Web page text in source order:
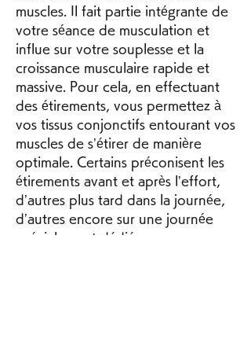
muscles. Il fait partie intégrante de
votre séance de musculation et
influe sur votre souplesse et la
croissance musculaire rapide et
massive. Pour cela, en effectuant
des étirements, vous permettez à
vos tissus conjonctifs entourant vos
muscles de s’étirer de manière
optimale. Certains préconisent les
étirements avant et après l’effort,
d’autres plus tard dans la journée,
d’autres encore sur une journée
spécialement dédiée aux